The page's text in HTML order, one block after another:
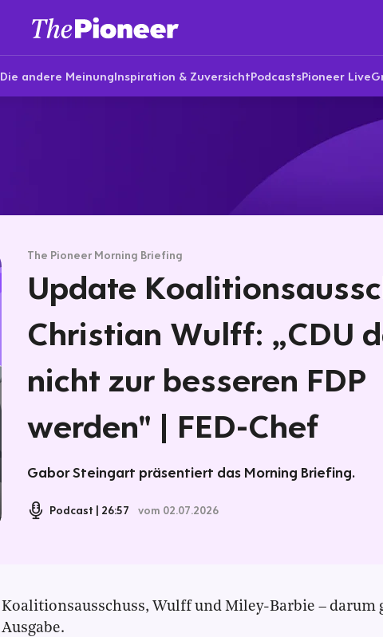
Die andere MeinungInspiration & ZuversichtPodcastsPioneer Live
The Pioneer Morning Briefing
Update
Christian Wulff: „CDU
nicht zur besseren FDP
werden" | FED-Chef
Gabor Steingart präsentiert das Morning Briefing.
Podcast 26:57 vom 02.07.2026
Koalitionsausschuss, Wulff und Miley-Barbie – darum
Ausgabe.